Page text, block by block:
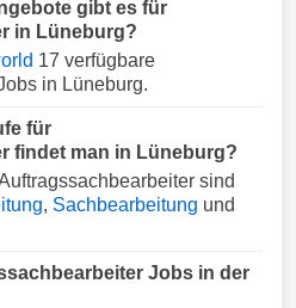
gibt es für
in Lüneburg?
17 verfügbare
in Lüneburg.
für
findet man in Lüneburg?
sind
, Sachbearbeitung und
Jobs in der